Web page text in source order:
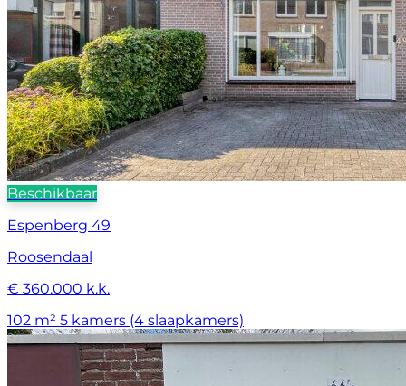
Beschikbaar
Espenberg 49
Roosendaal
€ 360.000 k.k.
102 m² 5 kamers (4 slaapkamers)